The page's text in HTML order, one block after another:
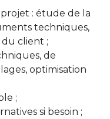
: étude de la
techniques,
du client ;
de
optimisation
;
si besoin ;